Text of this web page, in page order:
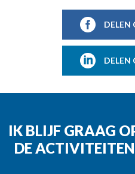
DELEN
DELEN
IK BLIJF GRAAG
DE